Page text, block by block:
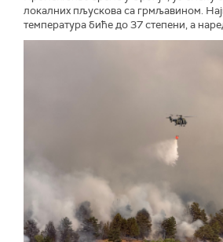
локалних пљускова са грмљавином.
температура биће до 37 степени, а